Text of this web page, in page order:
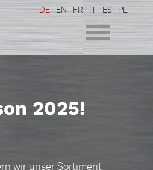
DE EN FR IT ES PL
2025!
wir unser Sortiment